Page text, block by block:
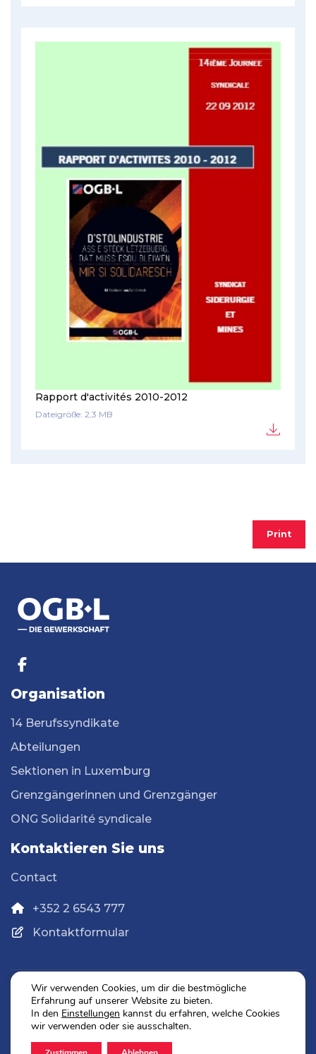
Rapport d'activités 2010-2012
Dateigröße: 2,3 MB
Print
Organisation
14 Berufssyndikate
Abteilungen
Sektionen in Luxemburg
Grenzgängerinnen und Grenzgänger
ONG Solidarité syndicale
Kontaktieren Sie uns
Contact
+352 2 6543 777
Kontaktformular
Datenschutz
Impressum
Wir verwenden Cookies, um dir die bestmögliche
Erfahrung auf unserer Website zu bieten.
In den Einstellungen kannst du erfahren, welche Cookies
wir verwenden oder sie ausschalten.